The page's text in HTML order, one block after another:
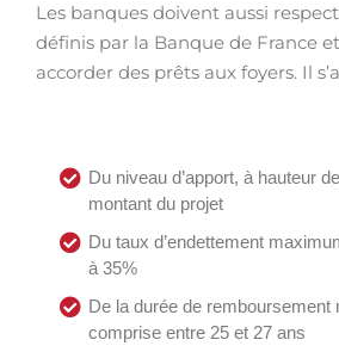
Les banques doivent aussi
définis par la Banque de France et
accorder des prêts aux foyers. Il
Du niveau d’apport, à hauteur
montant du projet
Du taux d’endettement
à 35%
De la durée de remboursement
comprise entre 25 et 27 ans